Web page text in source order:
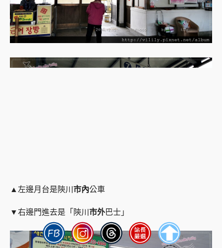
▲左邊月台是陝川 市內公車
▼右邊門進去是「陝川 市外巴士」